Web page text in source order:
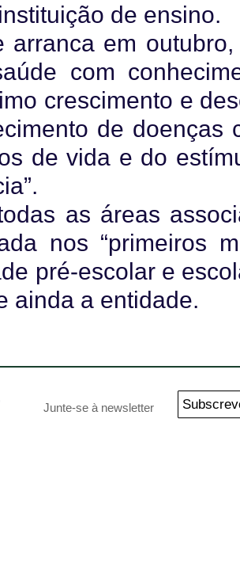
de ensino.
arranca em outubro,
com
crescimento e
de doenças
de vida e do
as áreas
nos “primeiros
pré-escolar e
ainda a entidade.